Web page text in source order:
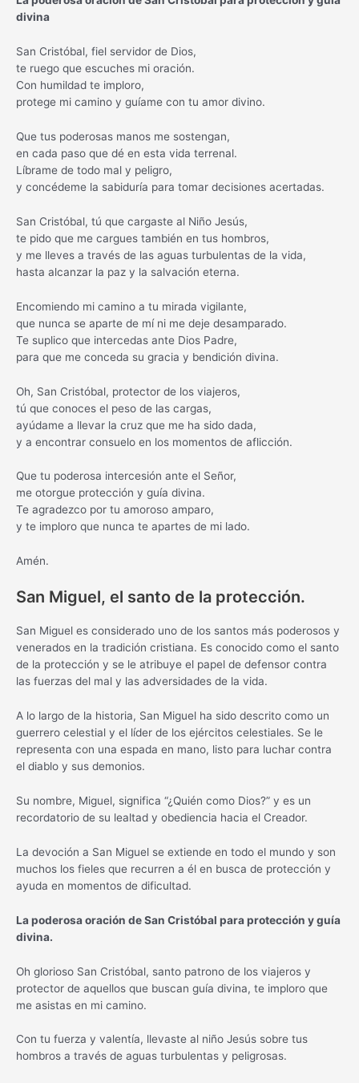
divina
San Cristóbal, fiel servidor de Dios,
te ruego que escuches mi oración.
Con humildad te imploro,
protege mi camino y guíame con tu amor divino.
Que tus poderosas manos me sostengan,
en cada paso que dé en esta vida terrenal.
Líbrame de todo mal y peligro,
y concédeme la sabiduría para tomar decisiones acertadas.
San Cristóbal, tú que cargaste al Niño Jesús,
te pido que me cargues también en tus hombros,
y me lleves a través de las aguas turbulentas de la vida,
hasta alcanzar la paz y la salvación eterna.
Encomiendo mi camino a tu mirada vigilante,
que nunca se aparte de mí ni me deje desamparado.
Te suplico que intercedas ante Dios Padre,
para que me conceda su gracia y bendición divina.
Oh, San Cristóbal, protector de los viajeros,
tú que conoces el peso de las cargas,
ayúdame a llevar la cruz que me ha sido dada,
y a encontrar consuelo en los momentos de aflicción.
Que tu poderosa intercesión ante el Señor,
me otorgue protección y guía divina.
Te agradezco por tu amoroso amparo,
y te imploro que nunca te apartes de mi lado.
Amén.
San Miguel, el santo de la protección.
San Miguel es considerado uno de los santos más poderosos y
venerados en la tradición cristiana. Es conocido como el santo
de la protección y se le atribuye el papel de defensor contra
las fuerzas del mal y las adversidades de la vida.
A lo largo de la historia, San Miguel ha sido descrito como un
guerrero celestial y el líder de los ejércitos celestiales. Se le
representa con una espada en mano, listo para luchar contra
el diablo y sus demonios.
Su nombre, Miguel, significa “¿Quién como Dios?” y es un
recordatorio de su lealtad y obediencia hacia el Creador.
La devoción a San Miguel se extiende en todo el mundo y son
muchos los fieles que recurren a él en busca de protección y
ayuda en momentos de dificultad.
La poderosa oración de San Cristóbal para protección y guía
divina.
Oh glorioso San Cristóbal, santo patrono de los viajeros y
protector de aquellos que buscan guía divina, te imploro que
me asistas en mi camino.
Con tu fuerza y valentía, llevaste al niño Jesús sobre tus
hombros a través de aguas turbulentas y peligrosas.